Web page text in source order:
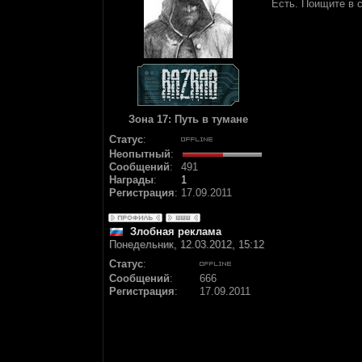
Зона 17: Путь в тумане
Статус:
Неопытный:
Сообщений:
491
Награды:
1
Регистрация: 17.09.2011
Есть. Поищите в
Злобная реклама
Понедельник, 12.03.2012, 15:12
Статус:
Сообщений:
666
Регистрация: 17.09.2011